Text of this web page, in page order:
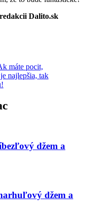
Dalito.sk
máte pocit,
najlepšia, tak
džem a
džem a